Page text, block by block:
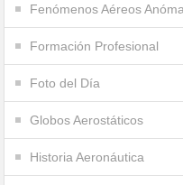
Fenómenos Aéreos
Formación Profesional
Foto del Día
Globos Aerostáticos
Historia Aeronáutica